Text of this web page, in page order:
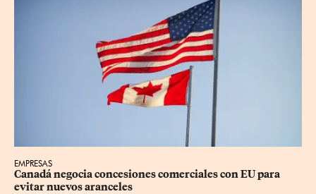
EMPRESAS
Canadá negocia concesiones comerciales con EU para
evitar nuevos aranceles